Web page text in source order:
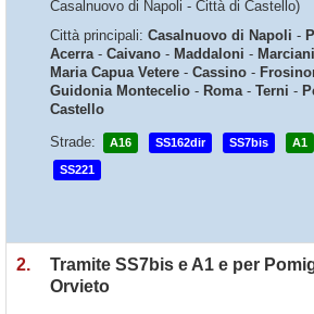
Casalnuovo di Napoli - Città di Castello)
Città principali: Casalnuovo di Napoli -
Acerra- Caivano - Maddaloni -
Maria Capua Vetere - Cassino -
Guidonia Montecelio - Roma- Terni -
Castello
Strade:
A16 SS162dir SS7bis A1
SS221
2.
Tramite SS7bis e A1 e per
Orvieto